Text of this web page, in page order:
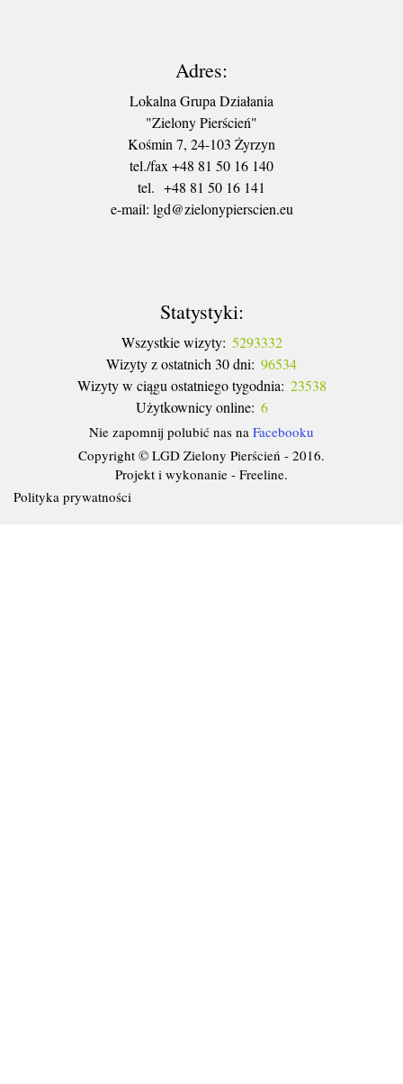
Adres:
Lokalna Grupa Działania
"Zielony Pierścień"
Kośmin 7, 24-103 Żyrzyn
tel./fax +48 81 50 16 140
tel. +48 81 50 16 141
​e-mail: lgd@zielonypierscien.eu
Statystyki:
Wszystkie wizyty: 5293332
Wizyty z ostatnich 30 dni: 96534
Wizyty w ciągu ostatniego tygodnia: 23538
Użytkownicy online: 6
Nie zapomnij polubić nas na Facebooku
Copyright © LGD Zielony Pierścień - 2016.
Projekt i wykonanie - Freeline.
Polityka prywatności